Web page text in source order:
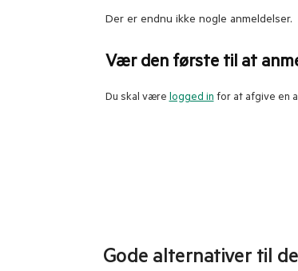
Der er endnu ikke nogle anmeldelser.
Vær den første til at
Du skal værelogged infor at afgive en
Gode alternativer til